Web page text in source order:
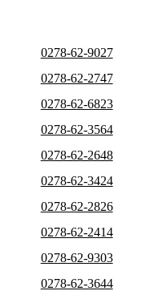
0278-62-9027
0278-62-2747
0278-62-6823
0278-62-3564
0278-62-2648
0278-62-3424
0278-62-2826
0278-62-2414
0278-62-9303
0278-62-3644